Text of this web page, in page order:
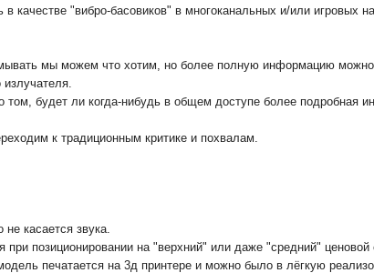
в качестве "вибро-басовиков" в многоканальных и/или
мы можем что хотим, но более полную информацию можно
излучателя.
том, будет ли когда-нибудь в общем доступе более подробная
к традиционным критике и похвалам.
касается звука.
при позиционировании на "верхний" или даже "средний"
печатается на 3д принтере и можно было в лёгкую